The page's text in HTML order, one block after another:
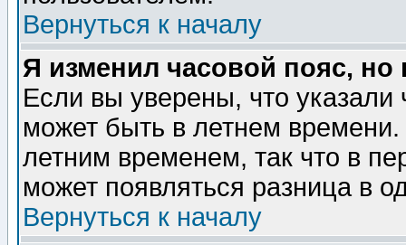
Вернуться к началу
Я изменил часовой пояс,
Если вы уверены, что указали
может быть в летнем
летним временем, так что в
может появляться разница в
Вернуться к началу